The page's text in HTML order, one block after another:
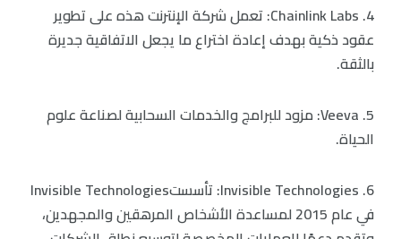
4. Chainlink Labs: تعمل شركة الإنترنت هذه على تطوير
عقود ذكية بهدف إعادة اختراع ما يجعل الاتفاقية جديرة
بالثقة.
5. Veeva: مزود للبرامج والخدمات السحابية لصناعة علوم
الحياة.
6. Invisible Technologies: تأسستInvisible Technologies
في عام 2015 لمساعدة الأشخاص المرهقين والمجهدين،